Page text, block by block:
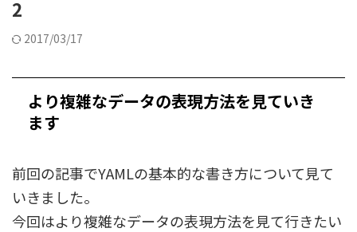
2
2017/03/17
より複雑なデータの表現方法を見ていき
ます
前回の記事でYAMLの基本的な書き方について見て
いきました。
今回はより複雑なデータの表現方法を見て行きたい